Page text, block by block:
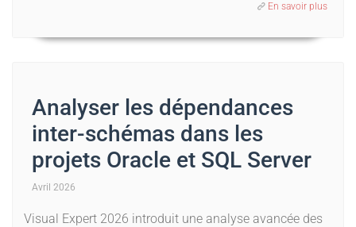
En savoir plus
Analyser les dépendances
inter-schémas dans les
projets Oracle et SQL Server
Avril 2026
Visual Expert 2026 introduit une analyse avancée des